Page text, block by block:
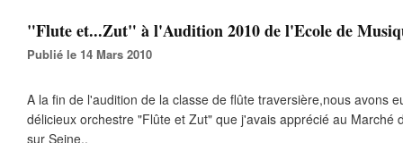
"Flute et...Zut" à l'Audition 2010 de l'Ecole de
Publié le 14 Mars 2010
A la fin de l'audition de la classe de flûte traversière,nous avons
délicieux orchestre "Flûte et Zut" que j'avais apprécié au Marché
sur Seine..